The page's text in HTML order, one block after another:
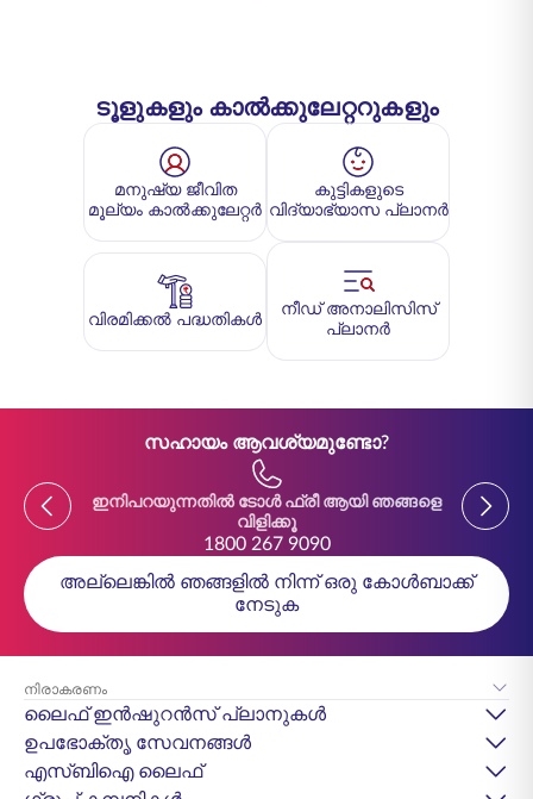
ടൂളുകളും കാൽക്കുലേറ്ററുകളും
മനുഷ്യ ജീവിത
മൂല്യം കാൽക്കുലേറ്റർ
കുട്ടികളുടെ
വിദ്യാഭ്യാസ പ്ലാനർ
വിരമിക്കൽ പദ്ധതികൾ
നീഡ് അനാലിസിസ്
പ്ലാനർ
സഹായം ആവശ്യമുണ്ടോ?
Previousഇനിപറയുന്നതിൽ ടോൾ ഫ്രീ ആയി ഞങ്ങളെ
വിളിക്കൂ
1800 267 9090
Previous
അല്ലെങ്കിൽ ഞങ്ങളിൽ നിന്ന് ഒരു കോൾബാക്ക്
നേടുക
നിരാകരണം
ലൈഫ് ഇൻഷുറൻസ് പ്ലാനുകൾ
ഉപഭോക്തൃ സേവനങ്ങൾ
എസ്‌ബിഐ ലൈഫ്